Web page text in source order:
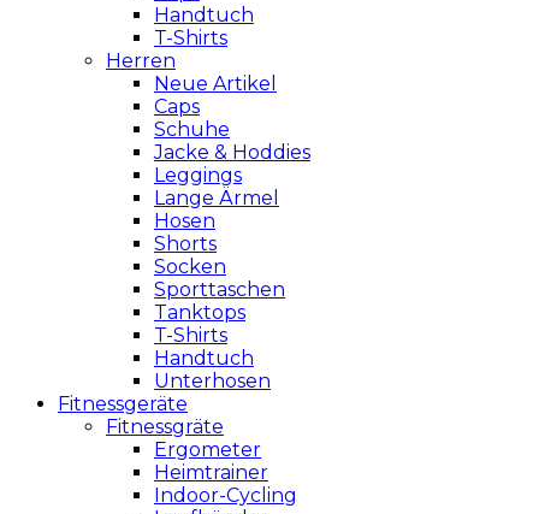
Handtuch
T-Shirts
Herren
Neue Artikel
Caps
Schuhe
Jacke & Hoddies
Leggings
Lange Ärmel
Hosen
Shorts
Socken
Sporttaschen
Tanktops
T-Shirts
Handtuch
Unterhosen
Fitnessgeräte
Fitnessgräte
Ergometer
Heimtrainer
Indoor-Cycling